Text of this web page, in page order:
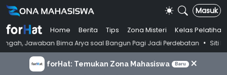
Masuk
Home Berita Tips Zona Misteri
Kelas Pelatihan
Bima Arya soal Bangun Pagi Jadi Perdebatan • Siti Rahmani
forHat: Temukan Zona Mahasiswa Baru ×